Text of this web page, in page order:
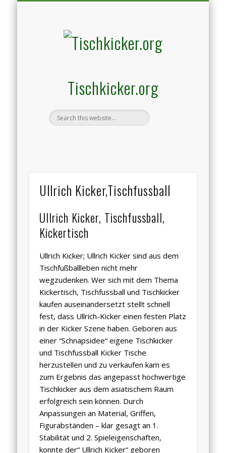
Tischkicker.org
KICKERTISCH INFO ZU KICKERTISCHE UND KICKER
TISCHKICKER AKTUELLE ANGEBOTE
TISCHKICKER UND KICKERTISCH VERGLEICHEN KAUFEN TEST
KICKER SHOP
HIER WERBEN
Ullrich Kicker,Tischfussball
Ullrich Kicker, Tischfussball,
Kickertisch
Ullrich Kicker; Ullrich Kicker sind aus dem
Tischfußballleben nicht mehr
wegzudenken. Wer sich mit dem Thema
Kickertisch, Tischfussball und Tischkicker
kaufen auseinandersetzt stellt schnell
fest, dass Ullrich-Kicker einen festen Platz
in der Kicker Szene haben. Geboren aus
einer “Schnapsidee“ eigene Tischkicker
und Tischfussball Kicker Tische
herzustellen und zu verkaufen kam es
zum Ergebnis das angepasst hochwertige
Tischkicker aus dem asiatischem Raum
erfolgreich sein können. Durch
Anpassungen an Material, Griffen,
Figurabständen – klar gesagt an 1.
Stabilität und 2. Spieleigenschaften,
konnte der“ Ullrich Kicker“ geboren